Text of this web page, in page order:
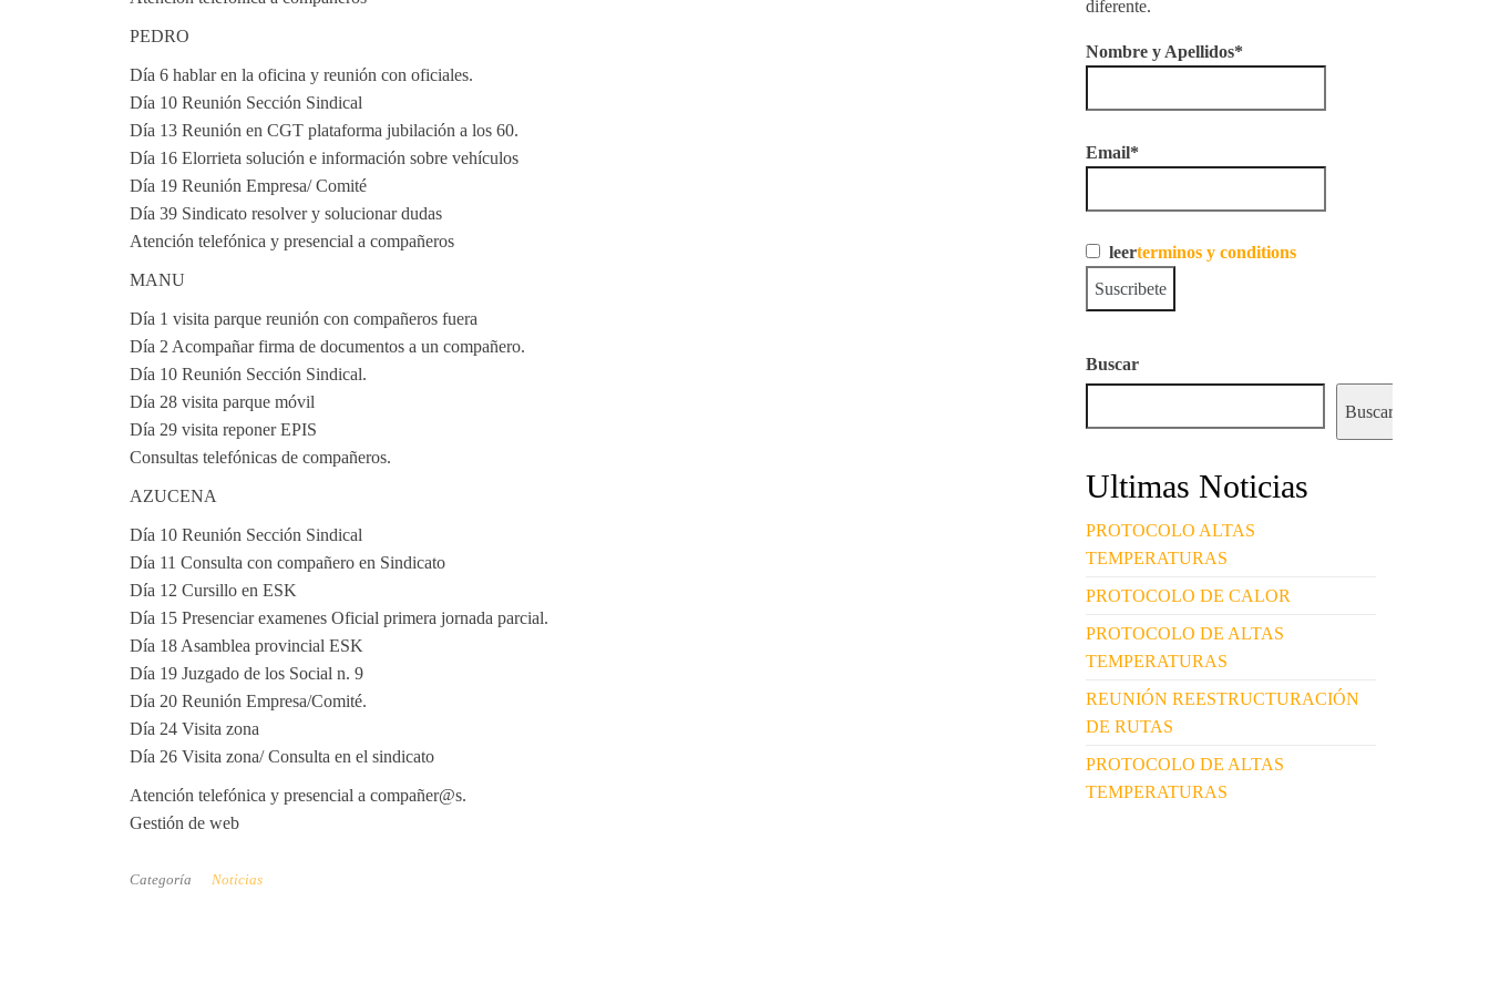
PEDRO
Día 6 hablar en la oficina y reunión con oficiales.
Día 10 Reunión Sección Sindical
Día 13 Reunión en CGT plataforma jubilación a los 60.
Día 16 Elorrieta solución e información sobre vehículos
Día 19 Reunión Empresa/ Comité
Día 39 Sindicato resolver y solucionar dudas
Atención telefónica y presencial a compañeros
MANU
Día 1 visita parque reunión con compañeros fuera
Día 2 Acompañar firma de documentos a un compañero.
Día 10 Reunión Sección Sindical.
Día 28 visita parque móvil
Día 29 visita reponer EPIS
Consultas telefónicas de compañeros.
AZUCENA
Día 10 Reunión Sección Sindical
Día 11 Consulta con compañero en Sindicato
Día 12 Cursillo en ESK
Día 15 Presenciar examenes Oficial primera jornada parcial.
Día 18 Asamblea provincial ESK
Día 19 Juzgado de los Social n. 9
Día 20 Reunión Empresa/Comité.
Día 24 Visita zona
Día 26 Visita zona/ Consulta en el sindicato
Atención telefónica y presencial a compañer@s.
Gestión de web
Categoría Noticias
diferente.
Nombre y Apellidos*
Email*
leerterminos y conditions
Buscar
Buscar
Ultimas Noticias
PROTOCOLO ALTAS
TEMPERATURAS
PROTOCOLO DE CALOR
PROTOCOLO DE ALTAS
TEMPERATURAS
REUNIÓN REESTRUCTURACIÓN
DE RUTAS
PROTOCOLO DE ALTAS
TEMPERATURAS